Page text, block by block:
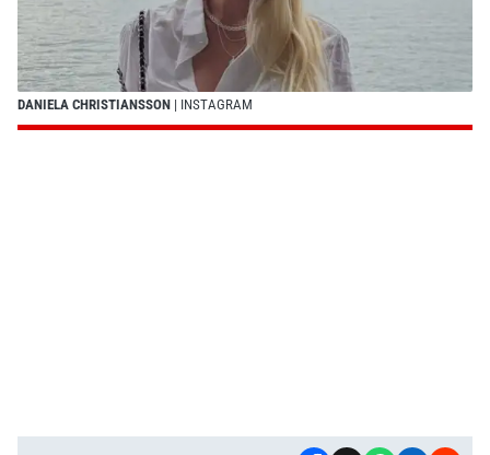
DANIELA CHRISTIANSSON | INSTAGRAM